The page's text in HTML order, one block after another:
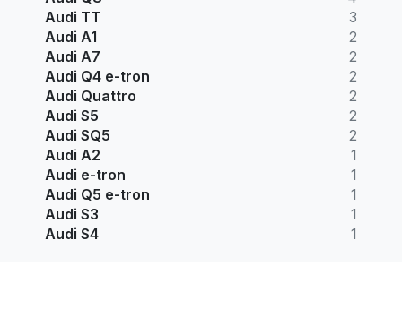
Audi TT
3
Audi A1
2
Audi A7
2
Audi Q4 e-tron
2
Audi Quattro
2
Audi S5
2
Audi SQ5
2
Audi A2
1
Audi e-tron
1
Audi Q5 e-tron
1
Audi S3
1
Audi S4
1